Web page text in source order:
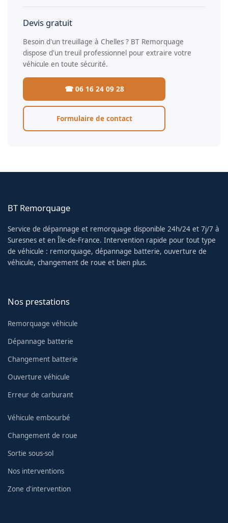
Devis gratuit
Besoin d'un treuillage à Chelles ? BT Remorquage
dispose d'un treuil professionnel pour extraire votre
véhicule en toute sécurité.
☎ 06 16 24 09 28
Formulaire de contact
BT Remorquage
Service de dépannage et remorquage disponible 24h/24 et 7j/7 à
Suresnes et en Île-de-France. Intervention rapide pour tout type
de véhicule : remorquage, dépannage batterie, ouverture de
véhicule, changement de roue et bien plus.
Nos prestations
Remorquage véhicule
Dépannage batterie
Changement batterie
Ouverture véhicule
Erreur de carburant
Véhicule embourbé
Changement de roue
Sortie sous-sol
Nos interventions
Zone d'intervention